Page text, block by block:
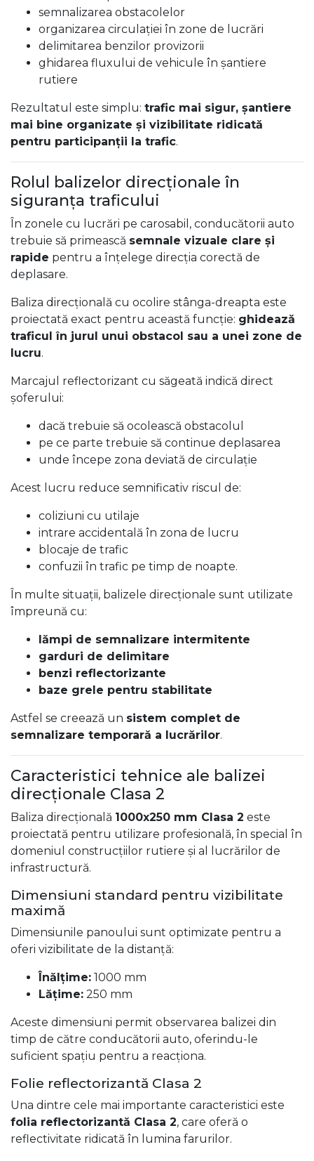
semnalizarea obstacolelor
organizarea circulației în zone de lucrări
delimitarea benzilor provizorii
ghidarea fluxului de vehicule în șantiere
rutiere
Rezultatul este simplu: trafic mai sigur, șantiere
mai bine organizate și vizibilitate ridicată
pentru participanții la trafic.
Rolul balizelor direcționale în
siguranța traficului
În zonele cu lucrări pe carosabil, conducătorii auto
trebuie să primească semnale vizuale clare și
rapide pentru a înțelege direcția corectă de
deplasare.
Baliza direcțională cu ocolire stânga-dreapta este
proiectată exact pentru această funcție: ghidează
traficul în jurul unui obstacol sau a unei zone de
lucru.
Marcajul reflectorizant cu săgeată indică direct
șoferului:
dacă trebuie să ocolească obstacolul
pe ce parte trebuie să continue deplasarea
unde începe zona deviată de circulație
Acest lucru reduce semnificativ riscul de:
coliziuni cu utilaje
intrare accidentală în zona de lucru
blocaje de trafic
confuzii în trafic pe timp de noapte.
În multe situații, balizele direcționale sunt utilizate
împreună cu:
lămpi de semnalizare intermitente
garduri de delimitare
benzi reflectorizante
baze grele pentru stabilitate
Astfel se creează un sistem complet de
semnalizare temporară a lucrărilor.
Caracteristici tehnice ale balizei
direcționale Clasa 2
Baliza direcțională 1000x250 mm Clasa 2 este
proiectată pentru utilizare profesională, în special în
domeniul construcțiilor rutiere și al lucrărilor de
infrastructură.
Dimensiuni standard pentru vizibilitate
maximă
Dimensiunile panoului sunt optimizate pentru a
oferi vizibilitate de la distanță:
Înălțime: 1000 mm
Lățime: 250 mm
Aceste dimensiuni permit observarea balizei din
timp de către conducătorii auto, oferindu-le
suficient spațiu pentru a reacționa.
Folie reflectorizantă Clasa 2
Una dintre cele mai importante caracteristici este
folia reflectorizantă Clasa 2, care oferă o
reflectivitate ridicată în lumina farurilor.